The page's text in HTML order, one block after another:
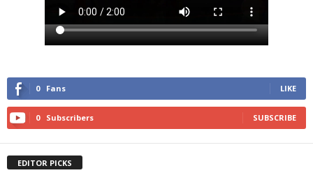
0 Fans LIKE
0 Subscribers SUBSCRIBE
EDITOR PICKS